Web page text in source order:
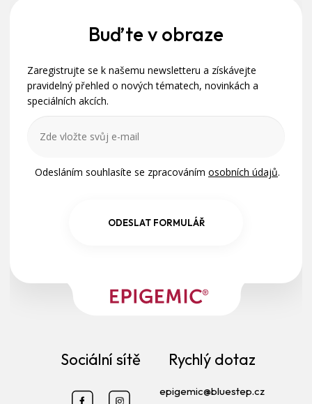
Buďte v obraze
Zaregistrujte se k našemu newsletteru a získávejte
pravidelný přehled o nových tématech, novinkách a
speciálních akcích.
Odesláním souhlasíte se zpracováním osobních údajů.
ODESLAT FORMULÁŘ
Sociální sítě Rychlý dotaz
epigemic@bluestep.cz